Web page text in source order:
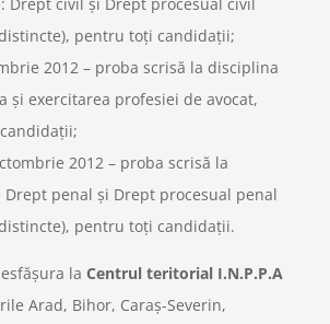
pentru toţi candidaţii;
2012 – proba scrisă la disciplina
şi exercitarea profesiei de avocat,
2012 – proba scrisă la
penal şi Drept procesual penal
pentru toţi candidaţii.
la Centrul teritorial I.N.P.P.A
Arad, Bihor, Caraş-Severin,